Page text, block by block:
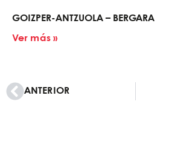
GOIZPER-ANTZUOLA – BERGARA
Ver más »
ANTERIOR